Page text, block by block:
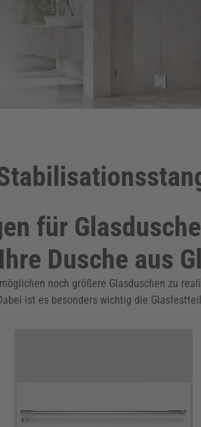
für
Dusche aus
noch größere Glasduschen zu
ist es besonders wichtig die